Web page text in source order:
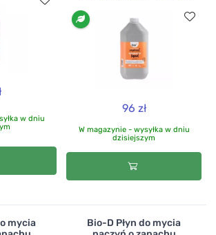
w dniu
96 zł
W magazynie - wysyłka w dniu
dzisiejszym
mycia
Bio-D Płyn do mycia